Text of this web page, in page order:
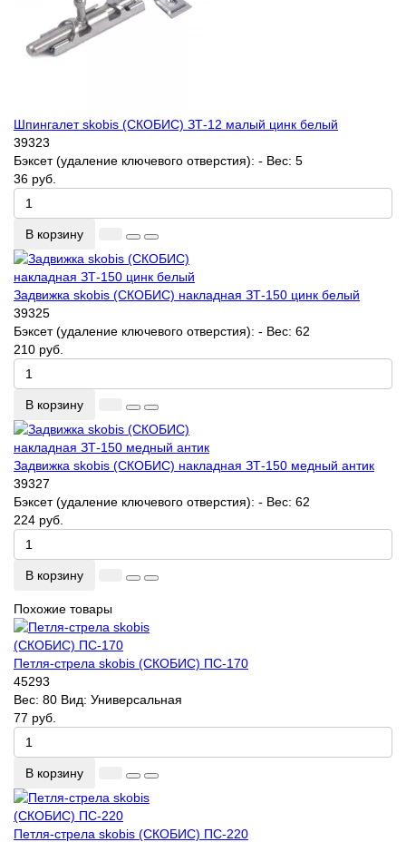
Шпингалет skobis (СКОБИС) ЗТ-12 малый цинк белый
39323
Бэксет (удаление ключевого отверстия): - Вес: 5
36 руб.
В корзину
Задвижка skobis (СКОБИС) накладная ЗТ-150 цинк белый
39325
Бэксет (удаление ключевого отверстия): - Вес: 62
210 руб.
В корзину
Задвижка skobis (СКОБИС) накладная ЗТ-150 медный антик
39327
Бэксет (удаление ключевого отверстия): - Вес: 62
224 руб.
В корзину
Похожие товары
Петля-стрела skobis (СКОБИС) ПС-170
45293
Вес: 80 Вид: Универсальная
77 руб.
В корзину
Петля-стрела skobis (СКОБИС) ПС-220